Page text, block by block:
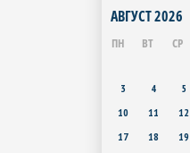
АВГУСТ2026
ПН ВТ СР
3
4 5
10
11 12
17
18 19